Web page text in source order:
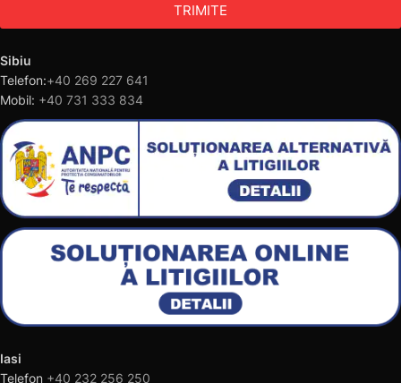
TRIMITE
Sibiu
Telefon:+40 269 227 641
Mobil: +40 731 333 834
Iasi
Telefon +40 232 256 250